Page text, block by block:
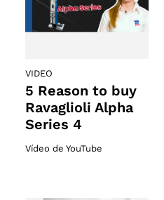
VIDEO
5 Reason to buy
Ravaglioli Alpha
Series 4
Vídeo de YouTube